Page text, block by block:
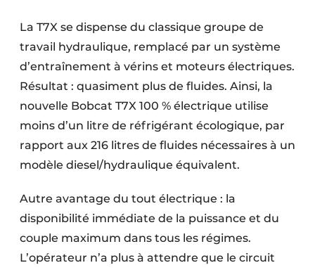
La T7X se dispense du classique groupe de
travail hydraulique, remplacé par un système
d’entraînement à vérins et moteurs électriques.
Résultat : quasiment plus de fluides. Ainsi, la
nouvelle Bobcat T7X 100 % électrique utilise
moins d’un litre de réfrigérant écologique, par
rapport aux 216 litres de fluides nécessaires à un
modèle diesel/hydraulique équivalent.
Autre avantage du tout électrique : la
disponibilité immédiate de la puissance et du
couple maximum dans tous les régimes.
L’opérateur n’a plus à attendre que le circuit